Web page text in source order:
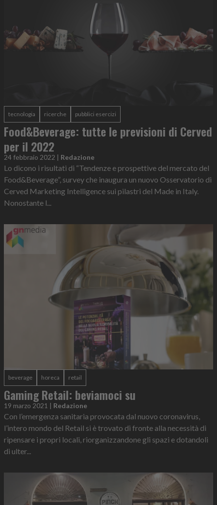
tecnologia ricerche pubblici esercizi
Food&Beverage: tutte le previsioni di Cerved
per il 2022
24 febbraio 2022 | Redazione
Lo dicono i risultati di “Tendenze e prospettive del mercato del
Food&Beverage”, survey che inaugura un nuovo Osservatorio di
Cerved Marketing Intelligence sui pilastri del Made in Italy.
Nonostante l...
beverage horeca retail
Gaming Retail: beviamoci su
19 marzo 2021 | Redazione
Con l’emergenza sanitaria provocata dal nuovo coronavirus,
l’intero mondo del Retail si è trovato di fronte alla necessità di
ripensare i propri locali, riorganizzandone gli spazi e dotandoli
di ulter...